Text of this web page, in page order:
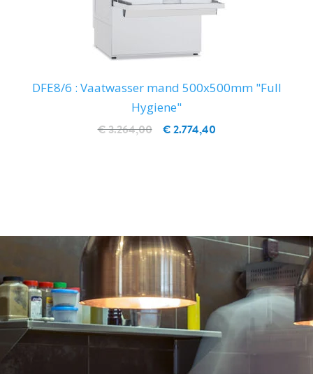
DFE8/6 : Vaatwasser mand 500x500mm "Full
Hygiene"
€ 2.774,40
€ 3.264,00